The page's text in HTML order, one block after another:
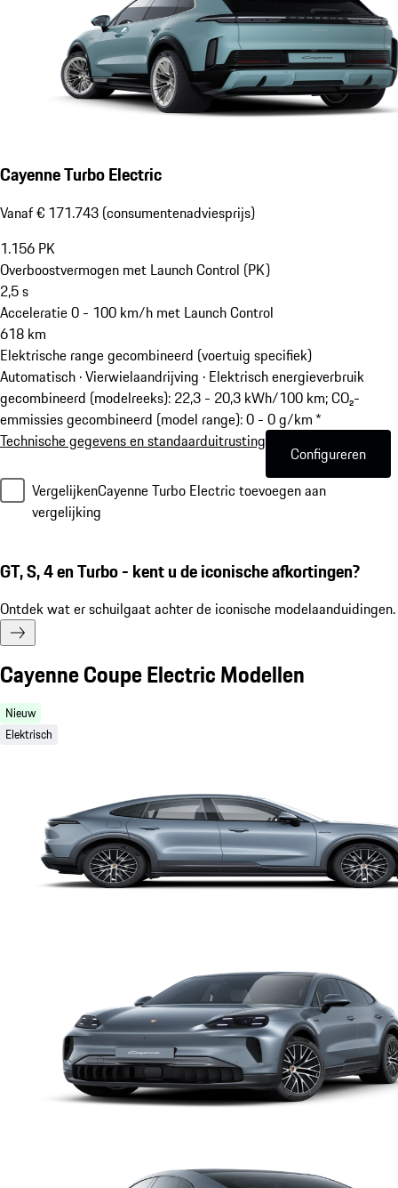
Cayenne Turbo Electric
Vanaf € 171.743 (consumentenadviesprijs)
1.156 PK
Overboostvermogen met Launch Control (PK)
2,5s
Acceleratie 0 - 100 km/h met Launch Control
618 km
Elektrische range gecombineerd (voertuig specifiek)
Automatisch · Vierwielaandrijving · Elektrisch energieverbruik
gecombineerd (modelreeks): 22,3 - 20,3 kWh/100 km; CO₂-
emmissies gecombineerd (model range): 0 - 0 g/km *
Technische gegevens en standaarduitrusting
Configureren
VergelijkenCayenne Turbo Electric toevoegen aan
vergelijking
GT, S, 4 en Turbo - kent u de iconische afkortingen?
Ontdek wat er schuilgaat achter de iconische modelaanduidingen.
Cayenne Coupe Electric Modellen
Nieuw
Elektrisch